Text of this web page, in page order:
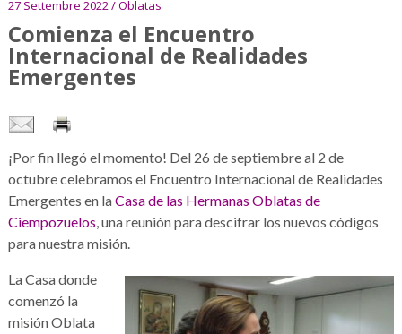
27 Settembre 2022 / Oblatas
Comienza el Encuentro
Internacional de Realidades
Emergentes
¡Por fin llegó el momento! Del 26 de septiembre al 2 de
octubre celebramos el Encuentro Internacional de Realidades
Emergentes en laCasa de las Hermanas Oblatas de
Ciempozuelos, una reunión para descifrar los nuevos códigos
para nuestra misión.
La Casa donde
comenzó la
misión Oblata